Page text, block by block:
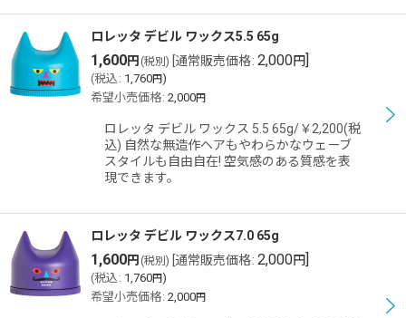
ロレッタ デビル ワックス5.5 65g
1,600円 (税別) 通常販売価格: 2,000円]
(税込 : 1,760円)
希望小売価格: 2,000円
ロレッタ デビル ワックス 5.5 65g/￥2,200(税
込) 自然な無造作ヘアもやわらかなウェーブ
スタイルも自由自在! 空気感のある質感を表
現できます。
ロレッタ デビル ワックス7.0 65g
1,600円 (税別) 通常販売価格: 2,000円]
(税込 : 1,760円)
希望小売価格: 2,000円